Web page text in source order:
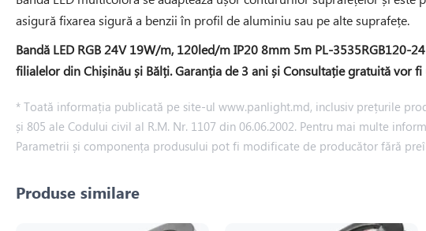
asigură fixarea sigură a benzii în profil de aluminiu sau pe alte suprafețe.
Bandă LED RGB 24V 19W/m, 120led/m IP20 8mm 5m PL-3535RGB120-
filialelor din Chișinău și Bălți. Garanția de 3 ani și Consultație gratuită vor
* Toată informația publicată pe site-ul www.panlight.md, inclusiv prețurile
și 805 ale Codului civil al R.M. Nr. 1107 din 06.06.2002. Pentru mai multe
Parametrii și componența produsului pot fi modificate de producător fără
Produse similare